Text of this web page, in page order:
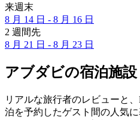
来週末
8 月 14 日 - 8 月 16 日
2 週間先
8 月 21 日 - 8 月 23 日
アブダビの宿泊施設
リアルな旅行者のレビューと
泊を予約したゲスト間の人気